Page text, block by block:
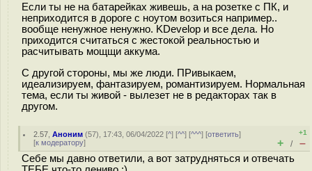
Если ты не на батарейках живешь, а на розетке с ПК, и
неприходится в дороге с ноутом возиться например..
вообще ненужное ненужно. KDevelop и все дела. Но
приходится считаться с жестокой реальностью и
расчитывать мощщи аккума.
С другой стороны, мы же люди. ПРивыкаем,
идеализируем, фантазируем, романтизируем. Нормальная
тема, если ты живой - вылезет не в редакторах так в
другом.
2.57 ,Аноним (57), 17:43, 06/04/2022 [^] [^^] [^^^] [ответить]
[к модератору]
+1
+ / –
Себе мы давно ответили, а вот затрудняться и отвечать